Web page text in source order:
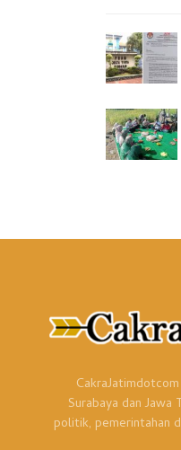
Surabaya dan
politik, pemerintahan